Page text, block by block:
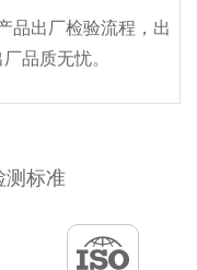
品出厂检验流程，出
品质无忧。
测标准